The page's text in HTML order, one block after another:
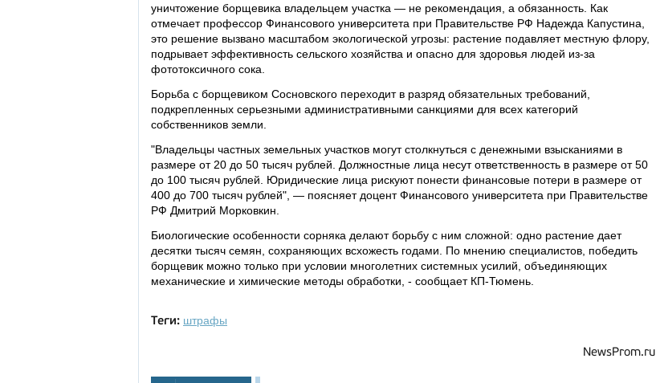
уничтожение борщевика владельцем участка — не рекомендация, а обязанность. Как
отмечает профессор Финансового университета при Правительстве РФ Надежда Капустина,
это решение вызвано масштабом экологической угрозы: растение подавляет местную флору,
подрывает эффективность сельского хозяйства и опасно для здоровья людей из-за
фототоксичного сока.
Борьба с борщевиком Сосновского переходит в разряд обязательных требований,
подкрепленных серьезными административными санкциями для всех категорий
собственников земли.
"Владельцы частных земельных участков могут столкнуться с денежными взысканиями в
размере от 20 до 50 тысяч рублей. Должностные лица несут ответственность в размере от 50
до 100 тысяч рублей. Юридические лица рискуют понести финансовые потери в размере от
400 до 700 тысяч рублей", — поясняет доцент Финансового университета при Правительстве
РФ Дмитрий Морковкин.
Биологические особенности сорняка делают борьбу с ним сложной: одно растение дает
десятки тысяч семян, сохраняющих всхожесть годами. По мнению специалистов, победить
борщевик можно только при условии многолетних системных усилий, объединяющих
механические и химические методы обработки, - сообщает КП-Тюмень.
Теги: штрафы
NewsProm.ru